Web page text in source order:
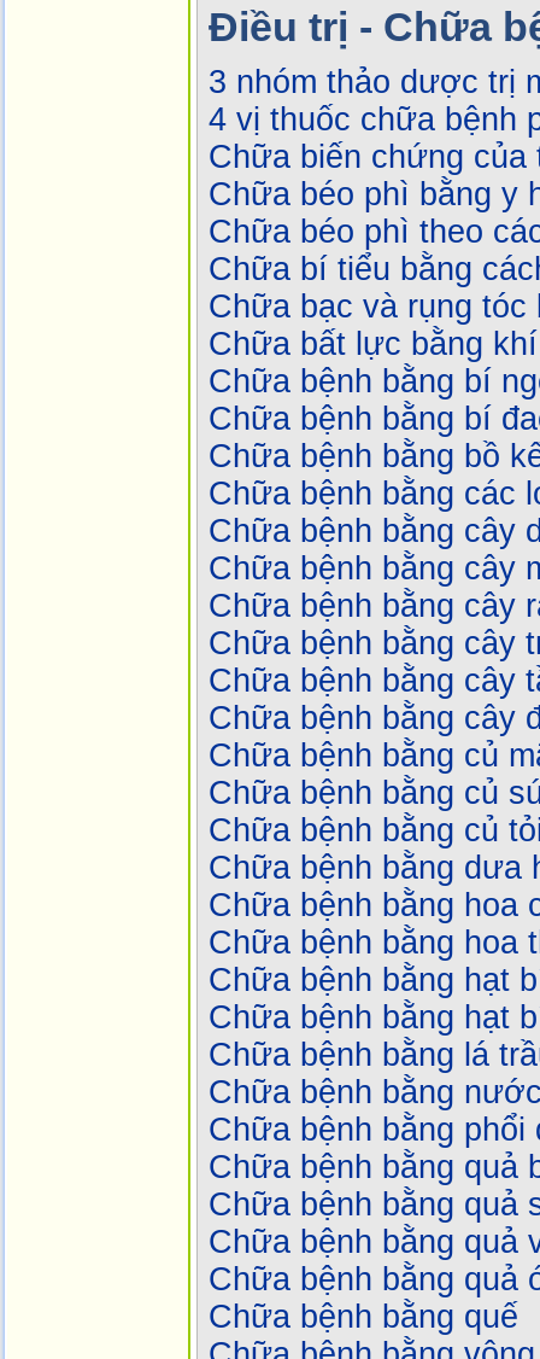
Điều trị - Chữa
3 nhóm thảo dược trị
4 vị thuốc chữa bệnh
Chữa biến chứng
Chữa béo phì bằng y
Chữa béo phì theo
Chữa bí tiểu bằng
Chữa bạc và rụng
Chữa bất lực bằng
Chữa bệnh bằng bí
Chữa bệnh bằng bí
Chữa bệnh bằng bồ
Chữa bệnh bằng các
Chữa bệnh bằng cây
Chữa bệnh bằng cây
Chữa bệnh bằng cây
Chữa bệnh bằng cây
Chữa bệnh bằng cây
Chữa bệnh bằng cây
Chữa bệnh bằng củ
Chữa bệnh bằng củ
Chữa bệnh bằng củ
Chữa bệnh bằng dưa
Chữa bệnh bằng hoa
Chữa bệnh bằng hoa
Chữa bệnh bằng hạt
Chữa bệnh bằng hạt
Chữa bệnh bằng lá
Chữa bệnh bằng
Chữa bệnh bằng phổi
Chữa bệnh bằng quả
Chữa bệnh bằng quả
Chữa bệnh bằng quả
Chữa bệnh bằng quả
Chữa bệnh bằng quế